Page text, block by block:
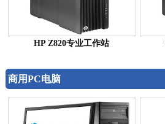
HP Z820专业工作站
商用PC电脑